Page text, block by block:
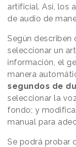
artificial. Así, los
de audio de
Según describen
seleccionar un
información, el
manera
segundos de
seleccionar la
fondo; y
manual para
Se podrá probar